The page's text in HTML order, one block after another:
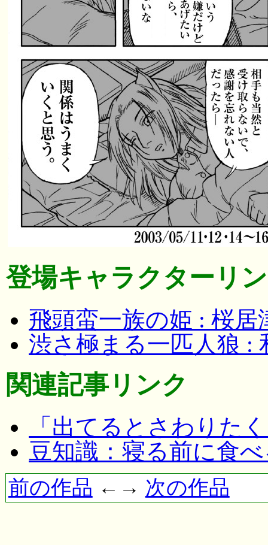
登場キャラクターリ
飛頭蛮一族の姫 : 桜
渋さ極まる一匹人狼 :
関連記事リンク
「出てるとさわりた
豆知識：寝る前に食
前の作品 ←→ 次の作品